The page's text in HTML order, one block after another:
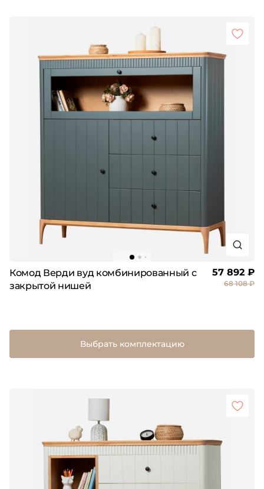
Комод Верди вуд комбинированный с
закрытой нишей
57 892 ₽
68 108 ₽
Выбрать комплектацию